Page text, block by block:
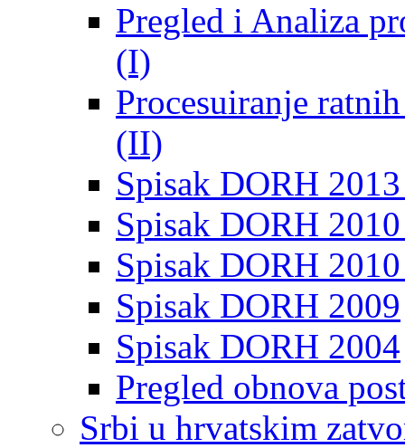
Pregled i Analiza
(I)
Procesuiranje
(II)
Spisak DORH
Spisak DORH
Spisak DORH
Spisak DORH 2009
Spisak DORH 2004
Pregled obnova
Srbi u hrvatskim